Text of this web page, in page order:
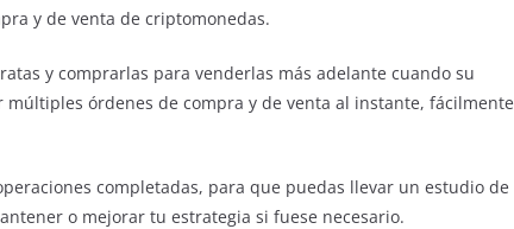
y de venta de criptomonedas.
y comprarlas para venderlas más adelante cuando su
órdenes de compra y de venta al instante, fácilmente
completadas, para que puedas llevar un estudio de
o mejorar tu estrategia si fuese necesario.